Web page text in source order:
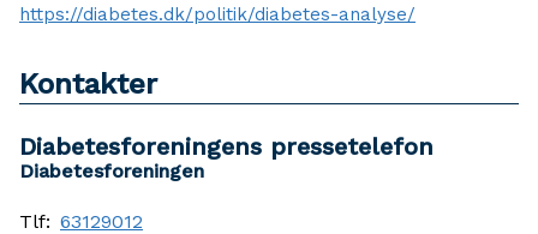
https://diabetes.dk/politik/diabetes-analyse/
Kontakter
Diabetesforeningens pressetelefon
Diabetesforeningen
Tlf: 63129012